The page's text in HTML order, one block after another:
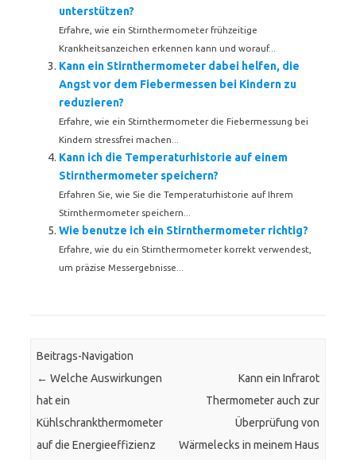
unterstützen?
Erfahre, wie ein Stirnthermometer frühzeitige
Krankheitsanzeichen erkennen kann und worauf...
Kann ein Stirnthermometer dabei helfen, die
Angst vor dem Fiebermessen bei Kindern zu
reduzieren?
Erfahre, wie ein Stirnthermometer die Fiebermessung bei
Kindern stressfrei machen...
Kann ich die Temperaturhistorie auf einem
Stirnthermometer speichern?
Erfahren Sie, wie Sie die Temperaturhistorie auf Ihrem
Stirnthermometer speichern...
Wie benutze ich ein Stirnthermometer richtig?
Erfahre, wie du ein Stirnthermometer korrekt verwendest,
um präzise Messergebnisse...
Beitrags-Navigation
← Welche Auswirkungen
hat ein
Kühlschrankthermometer
auf die Energieeffizienz
Kann ein Infrarot
Thermometer auch zur
Überprüfung von
Wärmelecks in meinem Haus